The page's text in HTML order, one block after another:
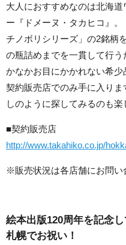
大人におすすめなのは北海道
ー『ドメーヌ・タカヒコ』
チノボリシリーズ」の2銘柄
の瓶詰めまでを一貫して行
かなかお目にかかれない希少
契約販売店でのみ手に入り
しのように探してみるのも楽
■契約販売店
http://www.takahiko.co.jp/
※販売状況は各店舗にお問い
絵本出版120周年を記念
札幌でお祝い！